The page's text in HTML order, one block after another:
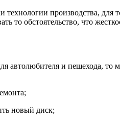
производства, для
обстоятельство, что
автолюбителя и пешехода, то
новый диск;